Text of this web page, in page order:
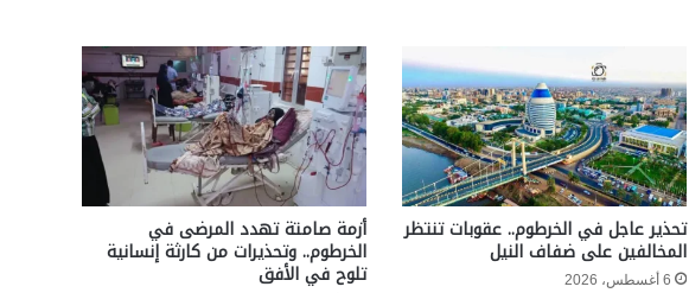
تحذير عاجل في الخرطوم.. عقوبات تنتظر
المخالفين على ضفاف النيل
6 أغسطس، 2026
أزمة صامتة تهدد المرضى في
الخرطوم.. وتحذيرات من كارثة إنسانية
تلوح في الأفق